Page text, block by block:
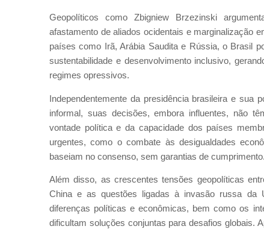
Geopolíticos como Zbigniew Brzezinski
afastamento de aliados ocidentais e marginalização
países como Irã, Arábia Saudita e Rússia, o Brasil
sustentabilidade e desenvolvimento inclusivo,
regimes opressivos.
Independentemente da presidência brasileira e sua
informal, suas decisões, embora influentes, não
vontade política e da capacidade dos países
urgentes, como o combate às desigualdades
baseiam no consenso, sem garantias de cumprimento.
Além disso, as crescentes tensões geopolíticas
China e as questões ligadas à invasão russa da
diferenças políticas e econômicas, bem como os
dificultam soluções conjuntas para desafios globais.